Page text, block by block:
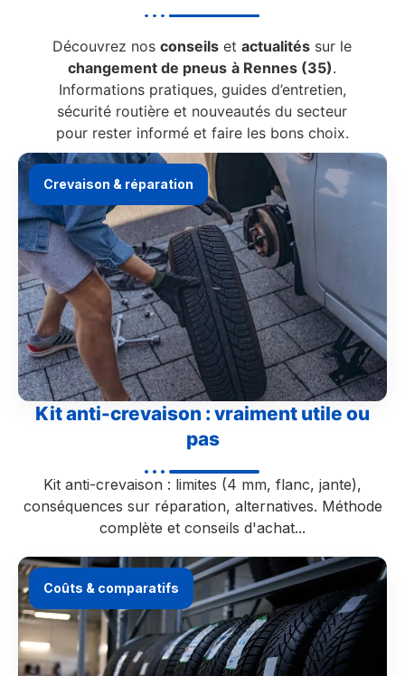
Découvrez nosconseils etactualités sur le
changement de pneus à Rennes (35).
Informations pratiques, guides d’entretien,
sécurité routière et nouveautés du secteur
pour rester informé et faire les bons choix.
Crevaison & réparation
Kit anti-crevaison : vraiment utile ou
pas
Kit anti-crevaison : limites (4 mm, flanc, jante),
conséquences sur réparation, alternatives. Méthode
complète et conseils d'achat...
Coûts & comparatifs